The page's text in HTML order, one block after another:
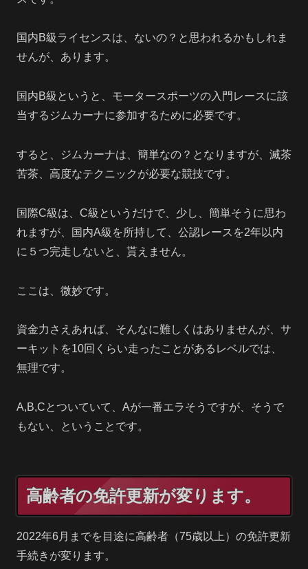
国内B級ライセンスは、ないの？と思われるかもしれま
せんが、あります。
国内B級というと、モータースポーツの入門レースに該
当するジムカーナに参加するために必要です。
すると、ジムカーナは、簡単なの？となりますが、滅茶
苦茶、高度なテクニックが必要な競技です。
国際C級は、C級というだけで、少し、簡単そうに思わ
れますが、国内A級を所持して、公認レースを2年以内
に５つ完走しないと、貰えません。
ここは、微妙です。
資金力さえあれば、そんなに難しくはありませんが、サ
ーキットを10回くらい走ったことがあるレベルでは、
無理です。
A,B,Cとついていて、Aが一番エラそうですが、そうで
もない、ということです。
高齢者の免許更新が変ります。
2022年6月までを目途に高齢者（75歳以上）の免許更新
手続きが変ります。